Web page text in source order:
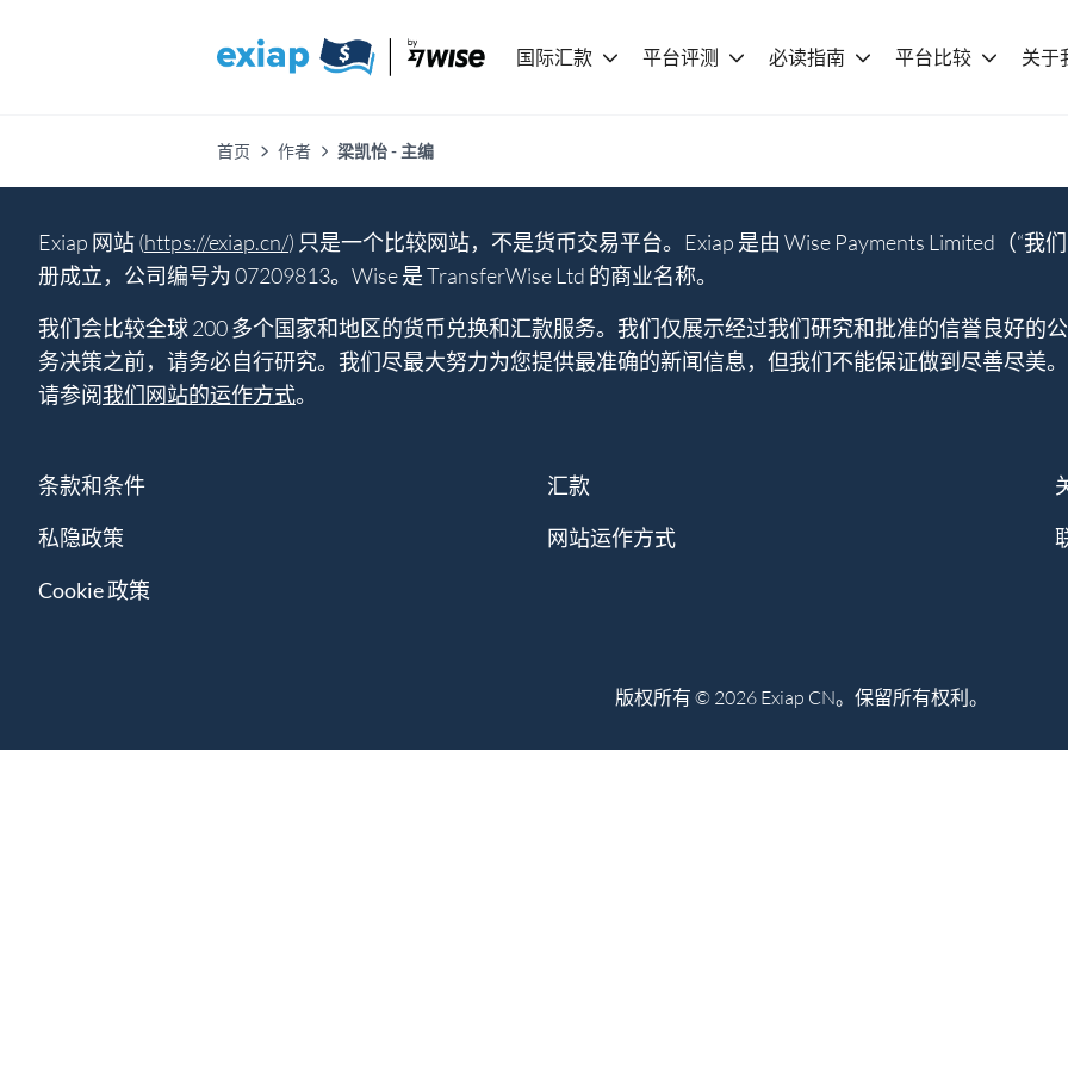
国际汇款 平台评测 必读指南 平台比较 关于
首页 作者 梁凯怡 - 主编
Exiap 网站 (https://exiap.cn/) 只是一个比较网站，不是货币交易平台。Exiap 是由 Wise Payments Limited（“
册成立，公司编号为 07209813。Wise 是 TransferWise Ltd 的商业名称。
我们会比较全球 200 多个国家和地区的货币兑换和汇款服务。我们仅展示经过我们研究和批准的信誉良好的
务决策之前，请务必自行研究。我们尽最大努力为您提供最准确的新闻信息，但我们不能保证做到尽善尽美
请参阅我们网站的运作方式。
条款和条件
私隐政策
Cookie 政策
汇款
网站运作方式
版权所有 © 2026 Exiap CN。保留所有权利。